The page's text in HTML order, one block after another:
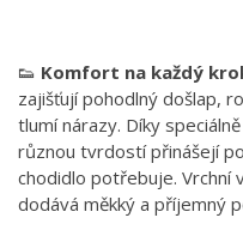
👟 Komfort na každý
zajišťují pohodlný došlap,
tlumí nárazy. Díky
různou tvrdostí přinášejí
chodidlo potřebuje. Vrchní
dodává měkký a příjemný